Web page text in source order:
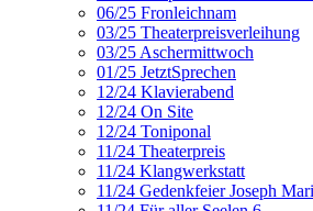
06/25 Fronleichnam
03/25 Theaterpreisverleihung
03/25 Aschermittwoch
01/25 JetztSprechen
12/24 Klavierabend
12/24 On Site
12/24 Toniponal
11/24 Theaterpreis
11/24 Klangwerkstatt
11/24 Gedenkfeier Joseph